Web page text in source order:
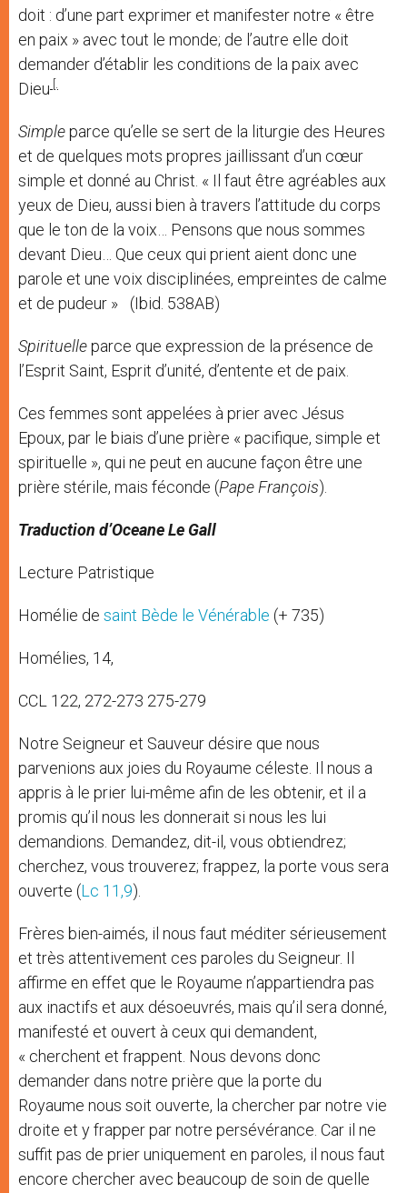
doit : d’une part exprimer et manifester notre « être
en paix » avec tout le monde; de l’autre elle doit
demander d’établir les conditions de la paix avec
Dieu [.
Simpleparce qu’elle se sert de la liturgie des Heures
et de quelques mots propres jaillissant d’un cœur
simple et donné au Christ. « Il faut être agréables aux
yeux de Dieu, aussi bien à travers l’attitude du corps
que le ton de la voix… Pensons que nous sommes
devant Dieu… Que ceux qui prient aient donc une
parole et une voix disciplinées, empreintes de calme
et de pudeur »
(Ibid. 538AB)
Spirituelleparce que expression de la présence de
l’Esprit Saint, Esprit d’unité, d’entente et de paix.
Ces femmes sont appelées à prier avec Jésus
Epoux, par le biais d’une prière « pacifique, simple et
spirituelle », qui ne peut en aucune façon être une
prière stérile, mais féconde (Pape François).
Traduction d’Oceane Le Gall
Lecture Patristique
Homélie de saint Bède le Vénérable (+ 735)
Homélies, 14,
CCL 122, 272-273 275-279
Notre Seigneur et Sauveur désire que nous
parvenions aux joies du Royaume céleste. Il nous a
appris à le prier lui-même afin de les obtenir, et il a
promis qu’il nous les donnerait si nous les lui
demandions. Demandez, dit-il, vous obtiendrez;
cherchez, vous trouverez; frappez, la porte vous sera
ouverte (Lc 11,9).
Frères bien-aimés, il nous faut méditer sérieusement
et très attentivement ces paroles du Seigneur. Il
affirme en effet que le Royaume n’appartiendra pas
aux inactifs et aux désoeuvrés, mais qu’il sera donné,
manifesté et ouvert à ceux qui demandent,
« cherchent et frappent. Nous devons donc
demander dans notre prière que la porte du
Royaume nous soit ouverte, la chercher par notre vie
droite et y frapper par notre persévérance. Car il ne
suffit pas de prier uniquement en paroles, il nous faut
encore chercher avec beaucoup de soin de quelle